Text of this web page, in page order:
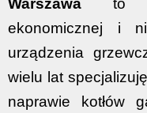
Warszawa to
ekonomicznej i
urządzenia
wielu lat
naprawie kotłów